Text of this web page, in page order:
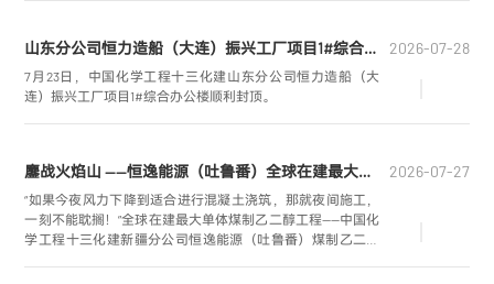
山东分公司恒力造船（大连）振兴工厂项目1#综合办公楼顺利封顶 2026-07-28
7月23日，中国化学工程十三化建山东分公司恒力造船（大
连）振兴工厂项目1#综合办公楼顺利封顶。
鏖战火焰山 ——恒逸能源（吐鲁番）全球在建最大单体煤制乙二醇工程纪实 2026-07-27
“如果今夜风力下降到适合进行混凝土浇筑，那就夜间施工，
一刻不能耽搁！”全球在建最大单体煤制乙二醇工程——中国化
学工程十三化建新疆分公司恒逸能源（吐鲁番）煤制乙二醇